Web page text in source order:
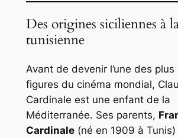
Des origines siciliennes à
tunisienne
Avant de devenir l’une des plus
figures du cinéma mondial,
Cardinale est une enfant de la
Méditerranée. Ses parents,
Cardinale(né en 1909 à Tunis)